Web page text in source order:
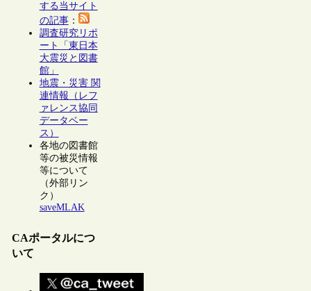
する当サイト
の記事：
調査研究リポ
ート「東日本
大震災と図書
館」
地震・災害 関
連情報（レフ
ァレンス協同
データベー
ス）
各地の図書館
等の被災情報
等について
（外部リン
ク）
saveMLAK
CAポータルにつ
いて